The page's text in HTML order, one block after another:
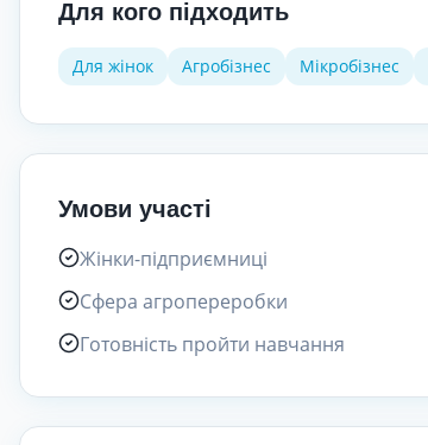
Для кого підходить
Для жінок Агробізнес Мікробізнес
Умови участі
Жінки-підприємниці
Сфера агропереробки
Готовність пройти навчання